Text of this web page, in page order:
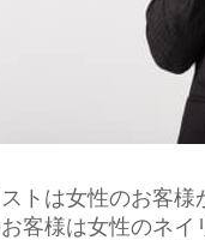
トは女性のお客
客様は女性のネイ